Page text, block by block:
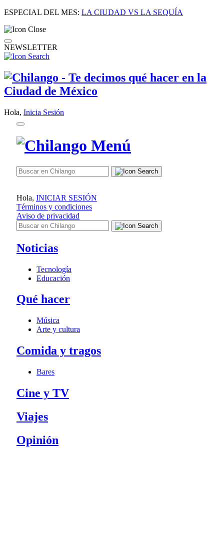
ESPECIAL DEL MES: LA CIUDAD VS LA SEQUÍA
NEWSLETTER
Hola, Inicia Sesión
Hola, INICIAR SESIÓN
Términos y condiciones
Aviso de privacidad
Noticias
Tecnología
Educación
Qué hacer
Música
Arte y cultura
Comida y tragos
Bares
Cine y TV
Viajes
Opinión